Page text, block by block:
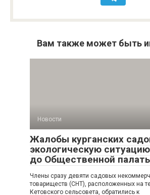
Вам также может быть
Новости
Жалобы курганских
экологическую
до Общественной
Члены сразу девяти садовых
товариществ (СНТ), расположенных на
Кетовского сельсовета, обратились к